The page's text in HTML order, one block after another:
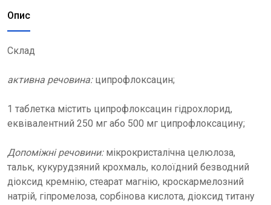
Опис
Склад
активна речовина: ципрофлоксацин;
1 таблетка містить ципрофлоксацин гідрохлорид,
еквівалентний 250 мг або 500 мг ципрофлоксацину;
Допоміжні речовини:мікрокристалічна целюлоза,
тальк, кукурудзяний крохмаль, колоїдний безводний
діоксид кремнію, стеарат магнію, кроскармелозний
натрій, гіпромелоза, сорбінова кислота, діоксид титану